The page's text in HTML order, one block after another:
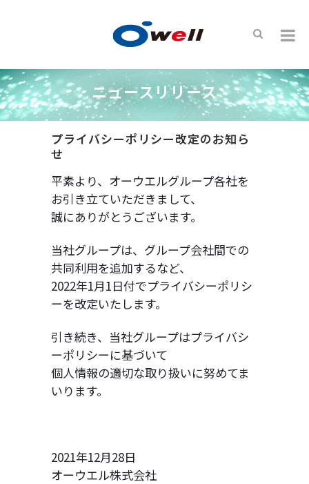
ニュースリリース
プライバシーポリシー改定のお知ら
せ
平素より、オーウエルグループ各社を
お引き立ていただきまして、
誠にありがとうございます。
当社グループは、グループ会社間での
共同利用を追加するなど、
2022年1月1日付でプライバシーポリシ
ーを改定いたします。
引き続き、当社グループはプライバシ
ーポリシーに基づいて
個人情報の適切な取り扱いに努めてま
いります。
2021年12月28日
オーウエル株式会社